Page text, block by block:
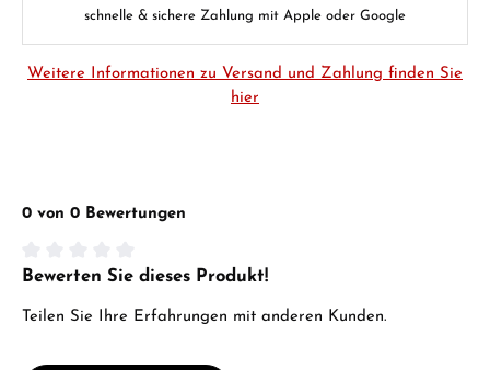
schnelle & sichere Zahlung mit Apple oder Google
Weitere Informationen zu Versand und Zahlung finden Sie
hier
0 von 0 Bewertungen
Durchschnittliche Bewertung von 0 von 5 Sternen
Bewerten Sie dieses Produkt!
Teilen Sie Ihre Erfahrungen mit anderen Kunden.